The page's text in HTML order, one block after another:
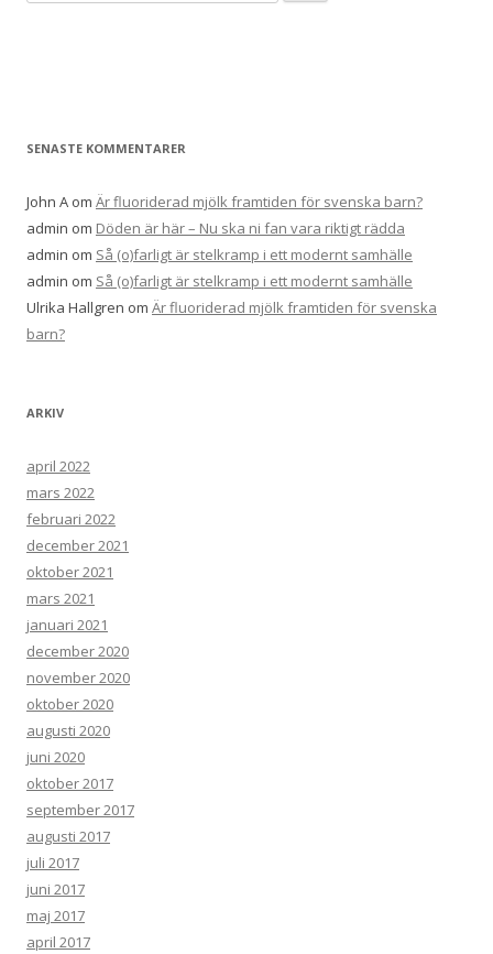
ö
e
:
SENASTE KOMMENTARER
John A om Är fluoriderad mjölk framtiden för svenska barn?
admin om Döden är här – Nu ska ni fan vara riktigt rädda
admin om Så (o)farligt är stelkramp i ett modernt samhälle
admin om Så (o)farligt är stelkramp i ett modernt samhälle
Ulrika Hallgren om Är fluoriderad mjölk framtiden för svenska
barn?
ARKIV
april 2022
mars 2022
februari 2022
december 2021
oktober 2021
mars 2021
januari 2021
december 2020
november 2020
oktober 2020
augusti 2020
juni 2020
oktober 2017
september 2017
augusti 2017
juli 2017
juni 2017
maj 2017
april 2017